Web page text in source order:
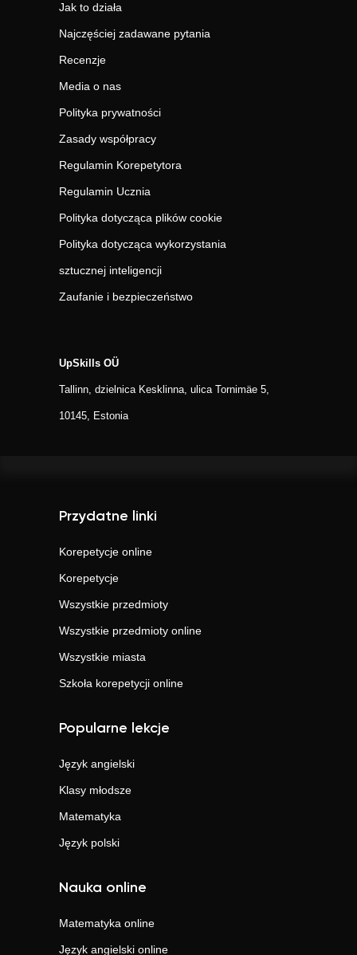
Jak to działa
Najczęściej zadawane pytania
Recenzje
Media o nas
Polityka prywatności
Zasady współpracy
Regulamin Korepetytora
Regulamin Ucznia
Polityka dotycząca plików cookie
Polityka dotycząca wykorzystania
sztucznej inteligencji
Zaufanie i bezpieczeństwo
UpSkills OÜ
Tallinn, dzielnica Kesklinna, ulica Tornimäe 5,
10145, Estonia
Przydatne linki
Korepetycje online
Korepetycje
Wszystkie przedmioty
Wszystkie przedmioty online
Wszystkie miasta
Szkoła korepetycji online
Popularne lekcje
Język angielski
Klasy młodsze
Matematyka
Język polski
Nauka online
Matematyka online
Język angielski online